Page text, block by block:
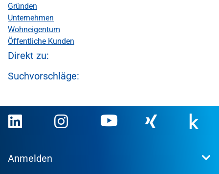
Gründen
Unternehmen
Wohneigentum
Öffentliche Kunden
Direkt zu:
Suchvorschläge:
Anmelden